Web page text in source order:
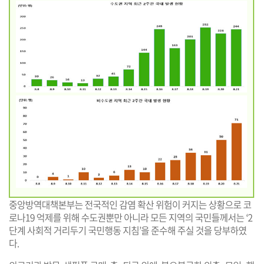
중앙방역대책본부는 전국적인 감염 확산 위험이 커지는 상황으로 코
로나19 억제를 위해 수도권뿐만 아니라 모든 지역의 국민들께서는 ‘2
단계 사회적 거리두기 국민행동 지침’을 준수해 주실 것을 당부하였
다.